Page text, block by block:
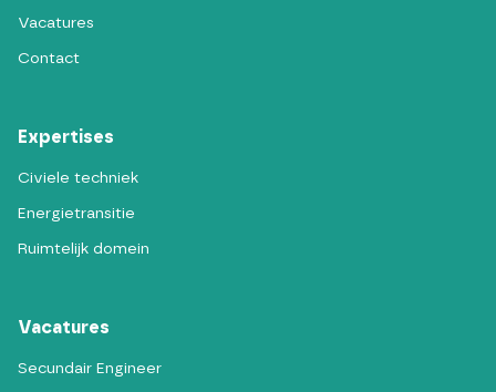
Vacatures
Contact
Expertises
Civiele techniek
Energietransitie
Ruimtelijk domein
Vacatures
Secundair Engineer